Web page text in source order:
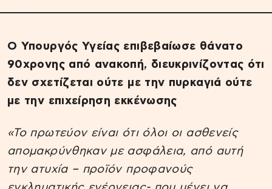
Ο Υπουργός Υγείας επιβεβαίωσε θάνατο
90χρονης από ανακοπή, διευκρινίζοντας ότι
δεν σχετίζεται ούτε με την πυρκαγιά ούτε
με την επιχείρηση εκκένωσης
«Το πρωτεύον είναι ότι όλοι οι ασθενείς
απομακρύνθηκαν με ασφάλεια, από αυτή
την ατυχία – προϊόν προφανούς